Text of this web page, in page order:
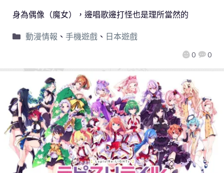
0 0
身為偶像（魔女），邊唱歌邊打怪也是理所當然的
動漫情報 、 手機遊戲、 日本遊戲